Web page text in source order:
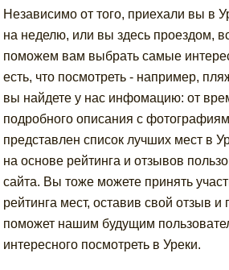
Независимо от того, приехали вы в
на неделю, или вы здесь проездом,
поможем вам выбрать самые
есть, что посмотреть - например,
вы найдете у нас инфомацию: от
подробного описания с
представлен список лучших мест в
на основе рейтинга и отзывов
сайта. Вы тоже можете принять
рейтинга мест, оставив свой отзыв и
поможет нашим будущим
интересного посмотреть в Уреки.